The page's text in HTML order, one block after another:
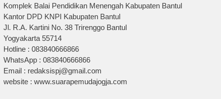
Komplek Balai Pendidikan Menengah Kabupaten Bantul
Kantor DPD KNPI Kabupaten Bantul
Jl. R.A. Kartini No. 38 Trirenggo Bantul
Yogyakarta 55714
Hotline : 083840666866
WhatsApp : 083840666866
Email : redaksispj@gmail.com
website : www.suarapemudajogja.com